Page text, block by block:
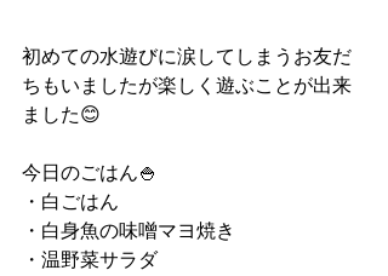
初めての水遊びに涙してしまうお友だ
ちもいましたが楽しく遊ぶことが出来
ました😊
今日のごはん🍚
・白ごはん
・白身魚の味噌マヨ焼き
・温野菜サラダ